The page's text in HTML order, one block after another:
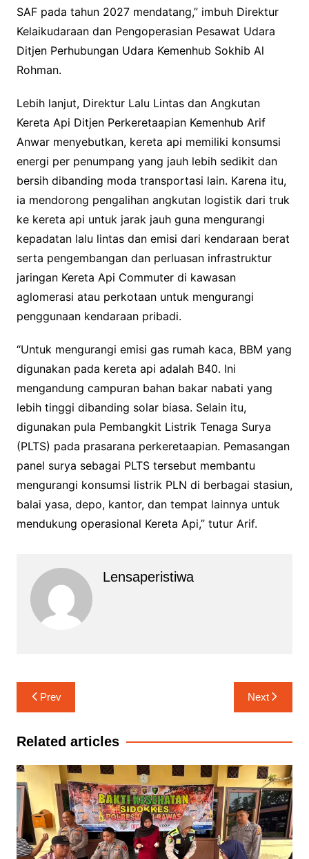
SAF pada tahun 2027 mendatang,” imbuh Direktur
Kelaikudaraan dan Pengoperasian Pesawat Udara
Ditjen Perhubungan Udara Kemenhub Sokhib Al
Rohman.
Lebih lanjut, Direktur Lalu Lintas dan Angkutan
Kereta Api Ditjen Perkeretaapian Kemenhub Arif
Anwar menyebutkan, kereta api memiliki konsumsi
energi per penumpang yang jauh lebih sedikit dan
bersih dibanding moda transportasi lain. Karena itu,
ia mendorong pengalihan angkutan logistik dari truk
ke kereta api untuk jarak jauh guna mengurangi
kepadatan lalu lintas dan emisi dari kendaraan berat
serta pengembangan dan perluasan infrastruktur
jaringan Kereta Api Commuter di kawasan
aglomerasi atau perkotaan untuk mengurangi
penggunaan kendaraan pribadi.
“Untuk mengurangi emisi gas rumah kaca, BBM yang
digunakan pada kereta api adalah B40. Ini
mengandung campuran bahan bakar nabati yang
lebih tinggi dibanding solar biasa. Selain itu,
digunakan pula Pembangkit Listrik Tenaga Surya
(PLTS) pada prasarana perkeretaapian. Pemasangan
panel surya sebagai PLTS tersebut membantu
mengurangi konsumsi listrik PLN di berbagai stasiun,
balai yasa, depo, kantor, dan tempat lainnya untuk
mendukung operasional Kereta Api,” tutur Arif.
Lensaperistiwa
Navigasi
pos
Prev Next
Related articles